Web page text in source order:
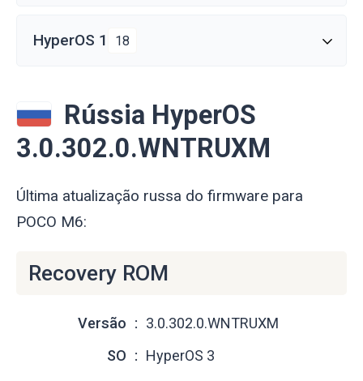
HyperOS 1 18
Rússia HyperOS
3.0.302.0.WNTRUXM
Última atualização russa do firmware para
POCO M6:
Recovery ROM
Versão
3.0.302.0.WNTRUXM
SO
HyperOS 3